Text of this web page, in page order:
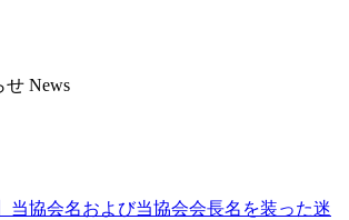
せ News
当協会名および当協会会長名を装った迷